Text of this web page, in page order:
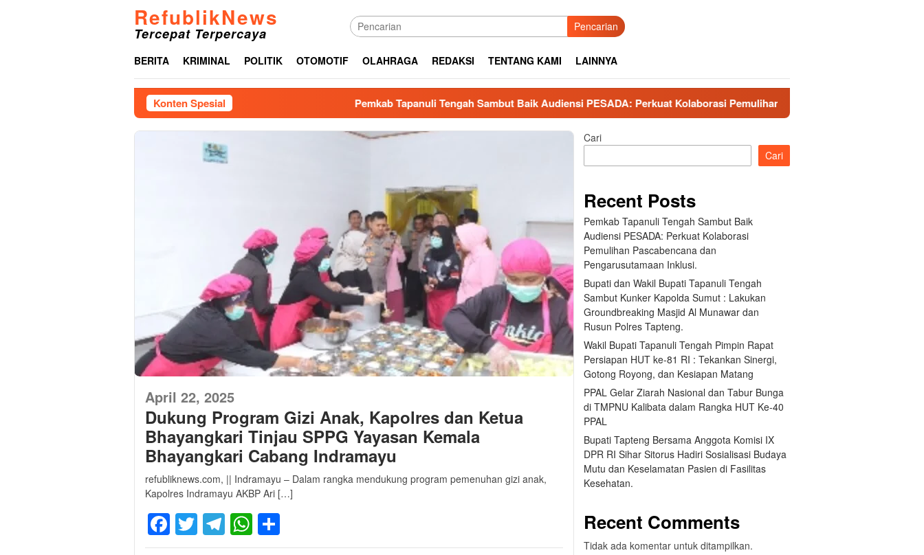
RefublikNews
Tercepat Terpercaya Pencarian
BERITA KRIMINAL POLITIK OTOMOTIF OLAHRAGA REDAKSI TENTANG KAMI LAINNYA
Konten Spesial Pemkab Tapanuli Tengah Sambut Baik Audiensi PESADA: Perkuat Kolaborasi Pemulihan Pascabencana dan Pengarusutamaan
April 22, 2025
Dukung Program Gizi Anak, Kapolres dan Ketua
Bhayangkari Tinjau SPPG Yayasan Kemala
Bhayangkari Cabang Indramayu
refubliknews.com, || Indramayu – Dalam rangka mendukung program pemenuhan gizi anak,
Kapolres Indramayu AKBP Ari […]
Facebook
Twitter
Telegram
WhatsApp
Cari
Cari
Recent Posts
Pemkab Tapanuli Tengah Sambut Baik
Audiensi PESADA: Perkuat Kolaborasi
Pemulihan Pascabencana dan
Pengarusutamaan Inklusi.
Bupati dan Wakil Bupati Tapanuli Tengah
Sambut Kunker Kapolda Sumut : Lakukan
Groundbreaking Masjid Al Munawar dan
Rusun Polres Tapteng.
Wakil Bupati Tapanuli Tengah Pimpin Rapat
Persiapan HUT ke-81 RI : Tekankan Sinergi,
Gotong Royong, dan Kesiapan Matang
PPAL Gelar Ziarah Nasional dan Tabur Bunga
di TMPNU Kalibata dalam Rangka HUT Ke-40
PPAL
Bupati Tapteng Bersama Anggota Komisi IX
DPR RI Sihar Sitorus Hadiri Sosialisasi Budaya
Mutu dan Keselamatan Pasien di Fasilitas
Kesehatan.
Recent Comments
Tidak ada komentar untuk ditampilkan.